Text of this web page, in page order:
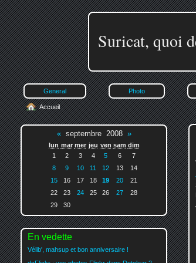
Suricat, quoi
General Photo
Accueil
«septembre 2008 »
lun mar mer jeu ven sam dim
1
2 3 4 5 6
7
8
9 10 11 12 13
14
15
16 17 18 19 20
21
22
23 24 25 26 27
28
29
30
En vedette
Vélib', mahsup et bon anniversaire !